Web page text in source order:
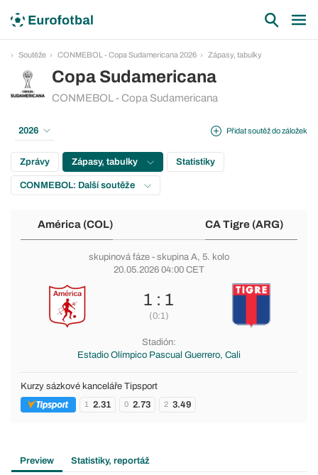
Soutěže CONMEBOL - Copa Sudamericana 2026 Zápasy, tabulky
Copa Sudamericana
CONMEBOL - Copa Sudamericana
Přidat soutěž do záložek
2026
Zprávy Zápasy, tabulky Statistiky
CONMEBOL: Další soutěže
América (COL) CA Tigre (ARG)
skupinová fáze - skupina A, 5. kolo
20.05.2026 04:00 CET
1 : 1
(0:1)
Stadión:
Estadio Olímpico Pascual Guerrero, Cali
Kurzy sázkové kanceláře Tipsport
1 2.31 0 2.73 2 3.49
Preview Statistiky, reportáž